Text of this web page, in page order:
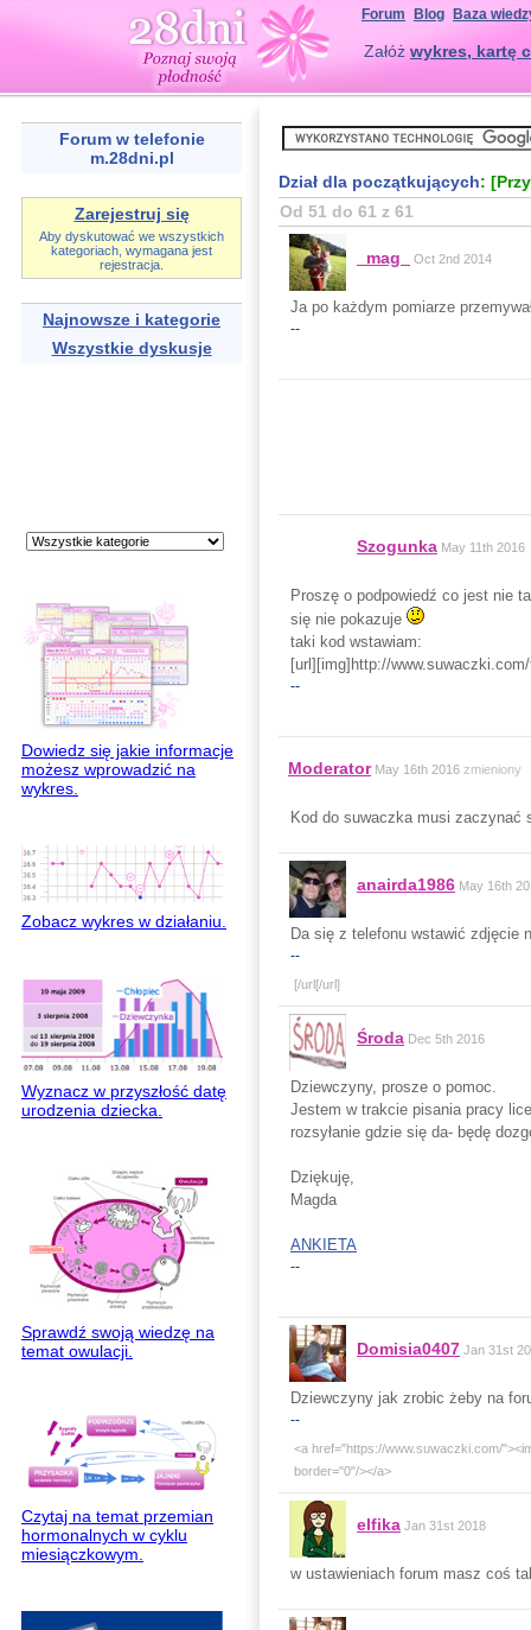
Forum Blog Baza
Załóż wykres, kartę
Forum w telefonie
m.28dni.pl
Zarejestruj się
Aby dyskutować we wszystkich
kategoriach, wymagana jest
rejestracja.
Najnowsze i kategorie
Wszystkie dyskusje
Dowiedz się jakie informacje
możesz wprowadzić na
wykres.
Zobacz wykres w działaniu.
Wyznacz w przyszłość datę
urodzenia dziecka.
Sprawdź swoją wiedzę na
temat owulacji.
Czytaj na temat przemian
hormonalnych w cyklu
miesiączkowym.
Dział dla początkujących:
Od 51 do 61 z 61
_mag_ Oct 2nd 2014
Ja po każdym pomiarze
--
Szogunka May 11th 2016
Proszę o podpowiedź co jest nie
się nie pokazuje
taki kod wstawiam:
[url][img]http://
--
Moderator May 16th 2016 zmieniony
Kod do suwaczka musi zaczynać
anairda1986 May 16th
Da się z telefonu wstawić zdjęcie
--
[/url[/url]
Środa Dec 5th 2016
Dziewczyny, prosze o pomoc.
Jestem w trakcie pisania pracy
rozsyłanie gdzie się da- będę
Dziękuję,
Magda
ANKIETA
--
Domisia0407 Jan 31st
Dziewczyny jak zrobic żeby na
--
<a href="https://www.suwaczki.com/
border="0"/></a>
elfika Jan 31st 2018
w ustawieniach forum masz coś